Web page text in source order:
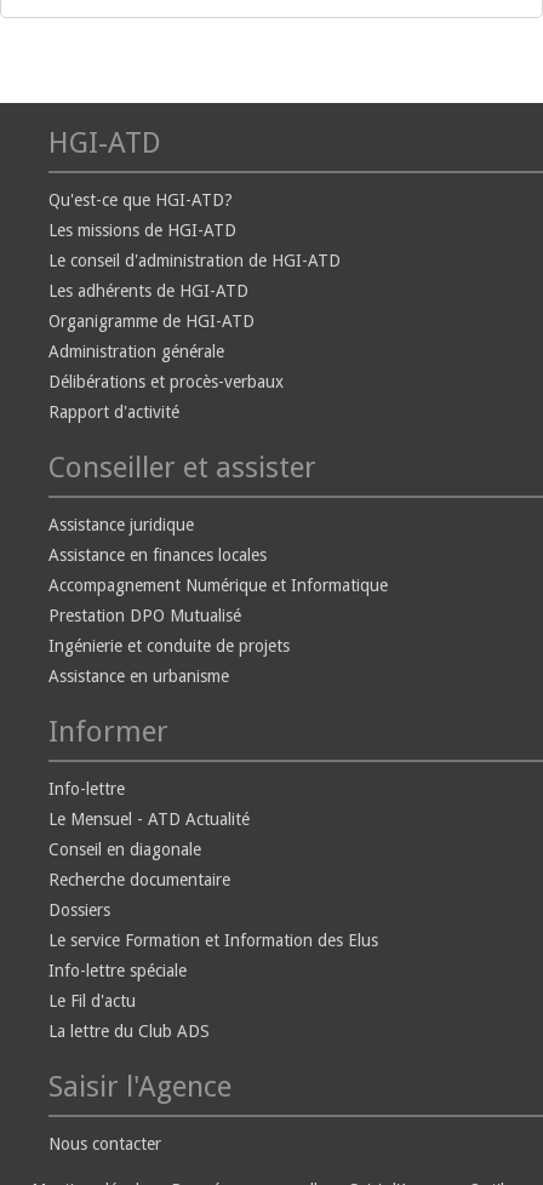
HGI-ATD
Qu'est-ce que HGI-ATD?
Les missions de HGI-ATD
Le conseil d'administration de HGI-ATD
Les adhérents de HGI-ATD
Organigramme de HGI-ATD
Administration générale
Délibérations et procès-verbaux
Rapport d'activité
Conseiller et assister
Assistance juridique
Assistance en finances locales
Accompagnement Numérique et Informatique
Prestation DPO Mutualisé
Ingénierie et conduite de projets
Assistance en urbanisme
Informer
Info-lettre
Le Mensuel - ATD Actualité
Conseil en diagonale
Recherche documentaire
Dossiers
Le service Formation et Information des Elus
Info-lettre spéciale
Le Fil d'actu
La lettre du Club ADS
Saisir l'Agence
Nous contacter